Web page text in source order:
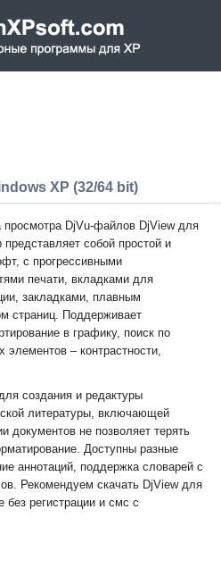
XP (32/64 bit)
просмотра DjVu-файлов DjView для
представляет собой простой и
с прогрессивными
печати, вкладками для
закладками, плавным
страниц. Поддерживает
в графику, поиск по
элементов – контрастности,
создания и редактуры
литературы, включающей
не позволяет терять
Доступны разные
аннотаций, поддержка словарей с
Рекомендуем скачать DjView для
без регистрации и смс с